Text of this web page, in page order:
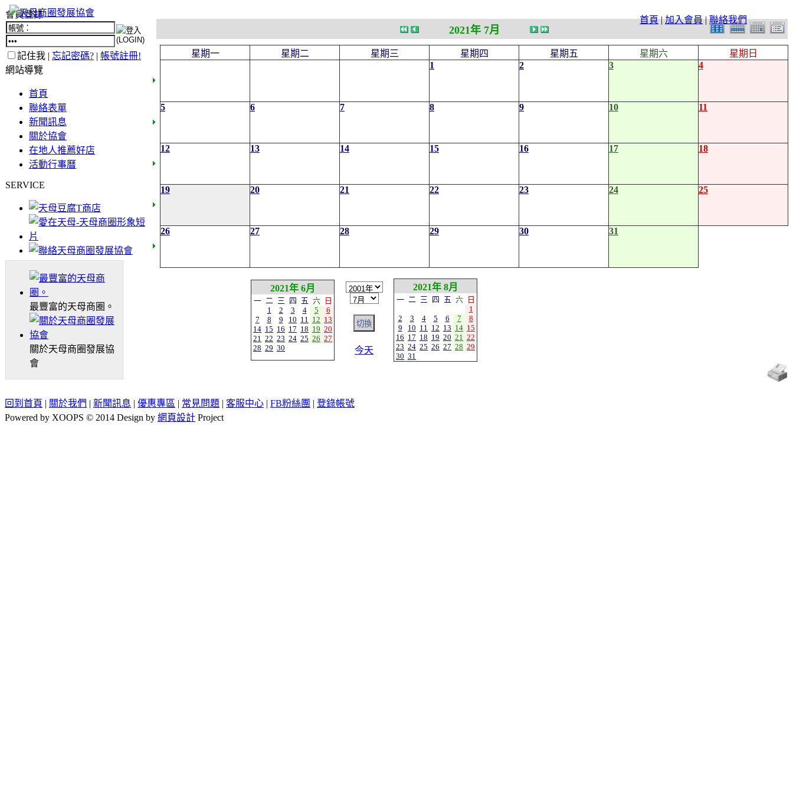
首頁|加入會員|聯絡我們
會員登錄
記住我 | 忘記密碼? | 帳號註冊!
網站導覽
首頁
聯絡表單
新聞訊息
關於協會
在地人推薦好店
活動行事曆
SERVICE
最豐富的天母商圈。
關於天母商圈發展協
會
2021年 7月
星期一 星期二 星期三 星期四 星期五 星期六
星期日
1
2 3 4
5 6 7 8 9 10 11
12 13 14 15 16 17 18
19 20 21 22 23 24 25
26 27 28 29 30 31
2021年 6月
一 二 三 四 五 六
日
1
2 3 4 5
6
7
8 9 10 11 12 13
14 15 16 17 18 19 20
21 22 23 24 25 26 27
28 29 30 今天
2021年 8月
一 二 三 四 五 六
日
1
2
3 4 5 6 7
8
9
10 11 12 13 14 15
16 17 18 19 20 21 22
23 24 25 26 27 28 29
30 31
回到首頁 | 關於我們 | 新聞訊息 | 優惠專區 | 常見問題 | 客服中心 | FB粉絲團 | 登錄帳號
Powered by XOOPS © 2014 Design by 網頁設計 Project